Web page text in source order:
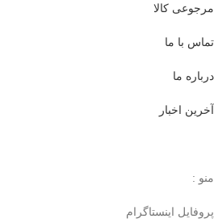
مرجوعی کالا
تماس با ما
درباره ما
آخرین اخبار
منو :
پروفایل اینستاگرام